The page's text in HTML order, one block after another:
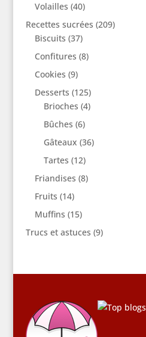
Volailles (40)
Recettes sucrées (209)
Biscuits (37)
Confitures (8)
Cookies (9)
Desserts (125)
Brioches (4)
Bûches (6)
Gâteaux (36)
Tartes (12)
Friandises (8)
Fruits (14)
Muffins (15)
Trucs et astuces (9)